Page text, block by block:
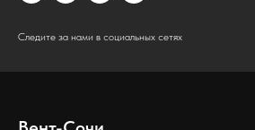
Следите за нами в социальных сетях